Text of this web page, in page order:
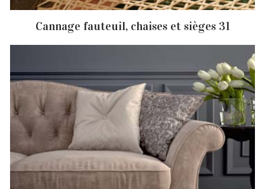
Cannage fauteuil, chaises et sièges 31